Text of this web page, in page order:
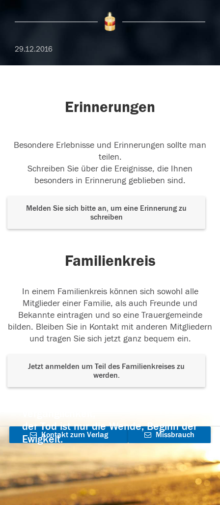
29.12.2016
Erinnerungen
Besondere Erlebnisse und Erinnerungen sollte man
teilen.
Schreiben Sie über die Ereignisse, die Ihnen
besonders in Erinnerung geblieben sind.
Melden Sie sich bitte an, um eine Erinnerung zu
schreiben
Familienkreis
In einem Familienkreis können sich sowohl alle
Mitglieder einer Familie, als auch Freunde und
Bekannte eintragen und so eine Trauergemeinde
bilden. Bleiben Sie in Kontakt mit anderen Mitgliedern
und tragen Sie sich jetzt ganz bequem ein.
Jetzt anmelden um Teil des Familienkreises zu
werden.
der Tod ist nur die Wende, Beginn der
Ewigkeit.
Kontakt zum Verlag
aufnehmen
Missbrauch